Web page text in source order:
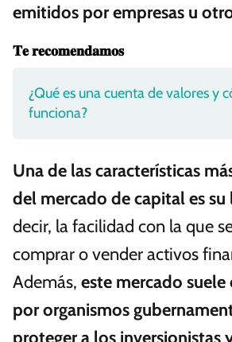
emitidos por empresas u
𝐓𝐞 𝐫𝐞𝐜𝐨𝐦𝐞𝐧𝐝𝐚𝐦𝐨𝐬
¿Qué es una cuenta de valores y
funciona?
Una de las características
del mercado de capital es
decir, la facilidad con la que
comprar o vender activos
Además, este mercado suele
por organismos
proteger a los inversionistas